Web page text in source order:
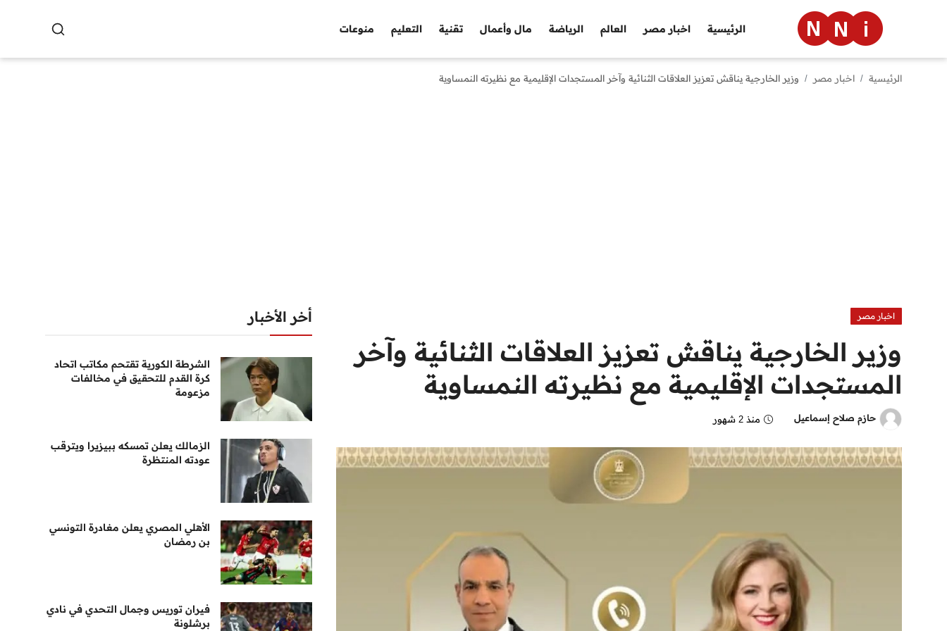
الرئيسية اخبار مصر العالم الرياضة مال وأعمال تقنية التعليم منوعات
منوعات
الرئيسية اخبار مصر وزير الخارجية يناقش تعزيز العلاقات الثنائية وآخر المستجدات الإقليمية مع نظيرته النمساوية
اخبار مصر
وزير الخارجية يناقش تعزيز العلاقات الثنائية وآخر
المستجدات الإقليمية مع نظيرته النمساوية
حازم صلاح إسماعيل منذ 2 شهور
أخر الأخبار
الشرطة الكورية تقتحم مكاتب اتحاد
كرة القدم للتحقيق في مخالفات
مزعومة
الزمالك يعلن تمسكه ببيزيرا ويترقب
عودته المنتظرة
الأهلي المصري يعلن مغادرة التونسي
بن رمضان
فيران توريس وجمال التحدي في نادي
برشلونة